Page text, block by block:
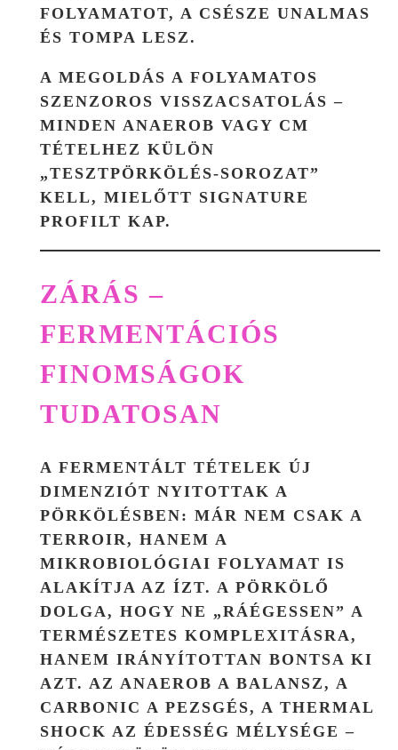
FOLYAMATOT, A CSÉSZE UNALMAS
ÉS TOMPA LESZ.
A MEGOLDÁS A FOLYAMATOS
SZENZOROS VISSZACSATOLÁS –
MINDEN ANAEROB VAGY CM
TÉTELHEZ KÜLÖN
„TESZTPÖRKÖLÉS-SOROZAT”
KELL, MIELŐTT SIGNATURE
PROFILT KAP.
ZÁRÁS –
FERMENTÁCIÓS
FINOMSÁGOK
TUDATOSAN
A FERMENTÁLT TÉTELEK ÚJ
DIMENZIÓT NYITOTTAK A
PÖRKÖLÉSBEN: MÁR NEM CSAK A
TERROIR, HANEM A
MIKROBIOLÓGIAI FOLYAMAT IS
ALAKÍTJA AZ ÍZT. A PÖRKÖLŐ
DOLGA, HOGY NE „RÁÉGESSEN” A
TERMÉSZETES KOMPLEXITÁSRA,
HANEM IRÁNYÍTOTTAN BONTSA KI
AZT. AZ ANAEROB A BALANSZ, A
CARBONIC A PEZSGÉS, A THERMAL
SHOCK AZ ÉDESSÉG MÉLYSÉGE –